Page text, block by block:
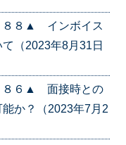
８８▲ インボイス
（2023年8月31日
８６▲ 面接時との
か？（2023年7月2